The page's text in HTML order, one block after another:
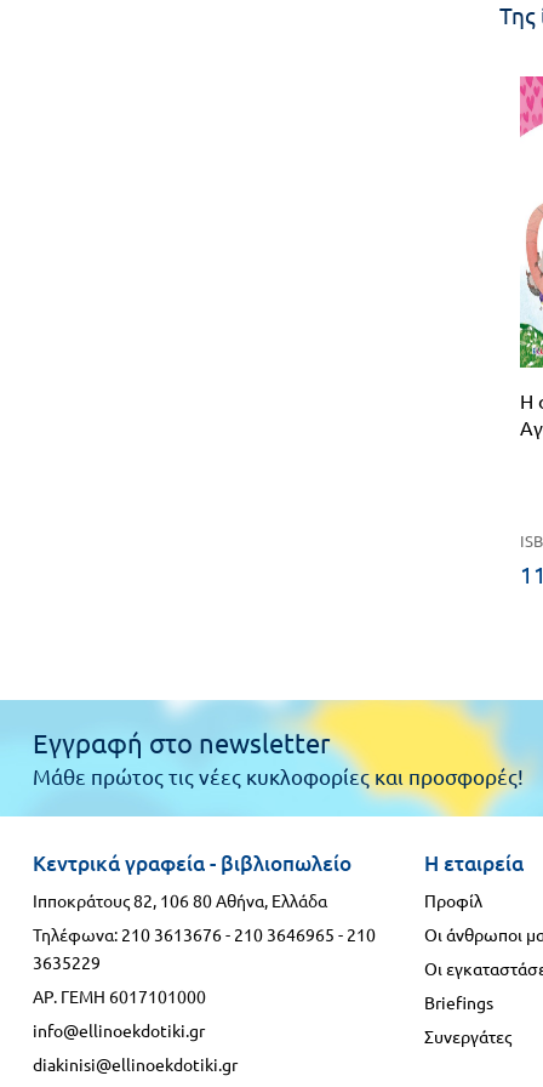
Της
Η
Εγγραφή στο newsletter
Μάθε πρώτος τις νέες κυκλοφορίες και προσφορές!
Κεντρικά γραφεία - βιβλιοπωλείο
Ιπποκράτους 82, 106 80 Αθήνα, Ελλάδα
Τηλέφωνα: 210 3613676- 210 3646965 - 210
3635229
ΑΡ. ΓΕΜΗ 6017101000
info@ellinoekdotiki.gr
diakinisi@ellinoekdotiki.gr
Η εταιρεία
Προφίλ
Οι άνθρωποι
Οι
Briefings
Συνεργάτες